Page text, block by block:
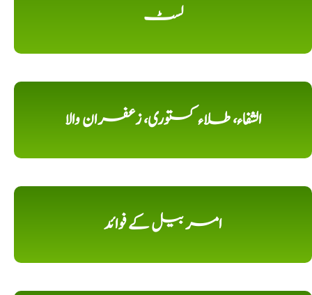
لسٹ
الشفاء، طلاء کستوری، زعفران والا
امر بیل کے فوائد